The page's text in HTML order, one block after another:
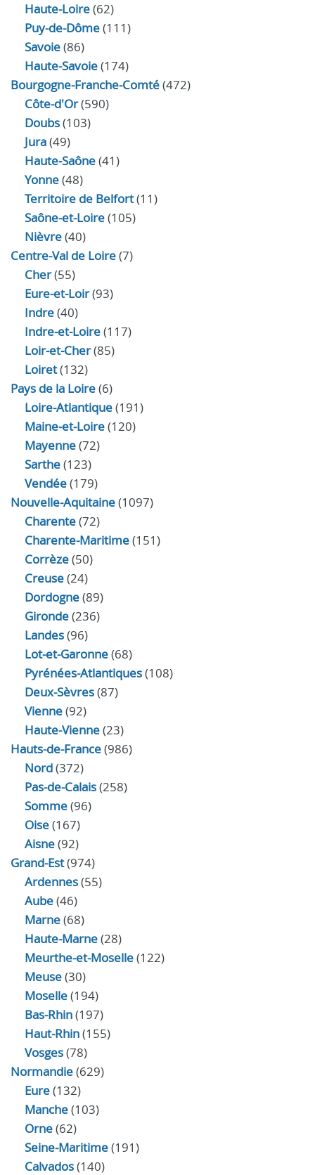
Haute-Loire(62)
Puy-de-Dôme(111)
Savoie(86)
Haute-Savoie(174)
Bourgogne-Franche-Comté(472)
Côte-d'Or(590)
Doubs(103)
Jura(49)
Haute‑Saône(41)
Yonne(48)
Territoire de Belfort(11)
Saône-et-Loire(105)
Nièvre(40)
Centre-Val de Loire(7)
Cher(55)
Eure‑et‑Loir(93)
Indre(40)
Indre‑et‑Loire(117)
Loir‑et‑Cher(85)
Loiret(132)
Pays de la Loire(6)
Loire-Atlantique(191)
Maine-et-Loire(120)
Mayenne(72)
Sarthe(123)
Vendée(179)
Nouvelle-Aquitaine(1097)
Charente(72)
Charente-Maritime(151)
Corrèze(50)
Creuse(24)
Dordogne(89)
Gironde(236)
Landes(96)
Lot-et-Garonne(68)
Pyrénées-Atlantiques(108)
Deux-Sèvres(87)
Vienne(92)
Haute-Vienne(23)
Hauts-de-France(986)
Nord(372)
Pas-de-Calais(258)
Somme(96)
Oise(167)
Aisne(92)
Grand-Est(974)
Ardennes(55)
Aube(46)
Marne(68)
Haute-Marne(28)
Meurthe-et-Moselle(122)
Meuse(30)
Moselle(194)
Bas-Rhin(197)
Haut-Rhin(155)
Vosges(78)
Normandie(629)
Eure(132)
Manche(103)
Orne(62)
Seine-Maritime(191)
Calvados(140)